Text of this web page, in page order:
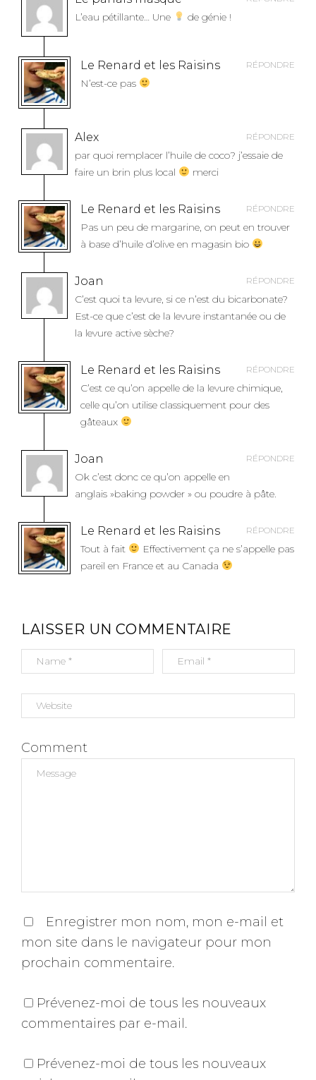
L’eau pétillante… Une de génie !
Le Renard et les Raisins RÉPONDRE
N’est-ce pas
Alex RÉPONDRE
par quoi remplacer l’huile de coco? j’essaie de
faire un brin plus local
merci
Le Renard et les Raisins RÉPONDRE
Pas un peu de margarine, on peut en trouver
à base d’huile d’olive en magasin bio
Joan RÉPONDRE
C’est quoi ta levure, si ce n’est du bicarbonate?
Est-ce que c’est de la levure instantanée ou de
la levure active sèche?
Le Renard et les Raisins RÉPONDRE
C’est ce qu’on appelle de la levure chimique,
celle qu’on utilise classiquement pour des
gâteaux
Joan RÉPONDRE
Ok c’est donc ce qu’on appelle en
anglais »baking powder » ou poudre à pâte.
Le Renard et les Raisins RÉPONDRE
Tout à fait
Effectivement ça ne s’appelle pas
pareil en France et au Canada
LAISSER UN COMMENTAIRE
Comment
Enregistrer mon nom, mon e-mail et
mon site dans le navigateur pour mon
prochain commentaire.
Prévenez-moi de tous les nouveaux
commentaires par e-mail.
Prévenez-moi de tous les nouveaux